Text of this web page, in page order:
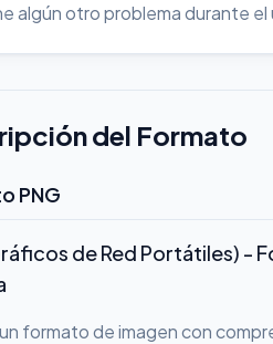
algún otro problema durante
del Formato
PNG
de Red Portátiles) -
formato de imagen con